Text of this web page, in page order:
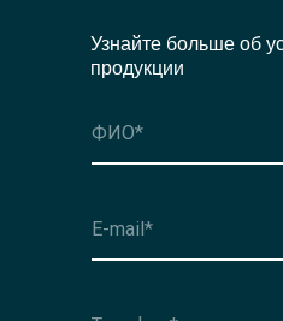
Узнайте больше об
продукции